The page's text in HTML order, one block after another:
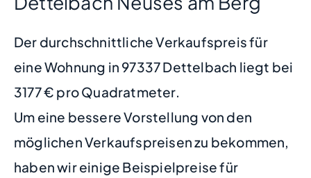
Der durchschnittliche Verkaufspreis für
eine Wohnung in 97337 Dettelbach liegt bei
3177 € pro Quadratmeter.
Um eine bessere Vorstellung von den
möglichen Verkaufspreisen zu bekommen,
haben wir einige Beispielpreise für